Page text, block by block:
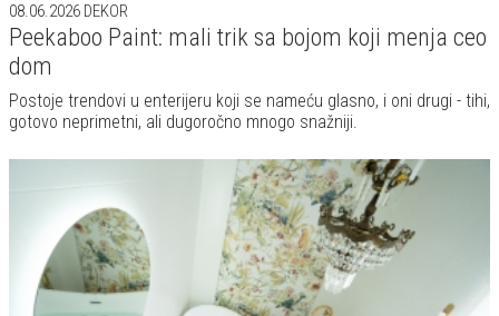
08.06.2026 DEKOR
Peekaboo Paint: mali trik sa bojom koji menja ceo
dom
Postoje trendovi u enterijeru koji se nameću glasno, i oni drugi - tihi,
gotovo neprimetni, ali dugoročno mnogo snažniji.